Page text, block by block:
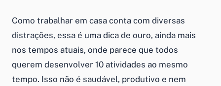
Como trabalhar em casa conta com diversas
distrações, essa é uma dica de ouro, ainda mais
nos tempos atuais, onde parece que todos
querem desenvolver 10 atividades ao mesmo
tempo. Isso não é saudável, produtivo e nem